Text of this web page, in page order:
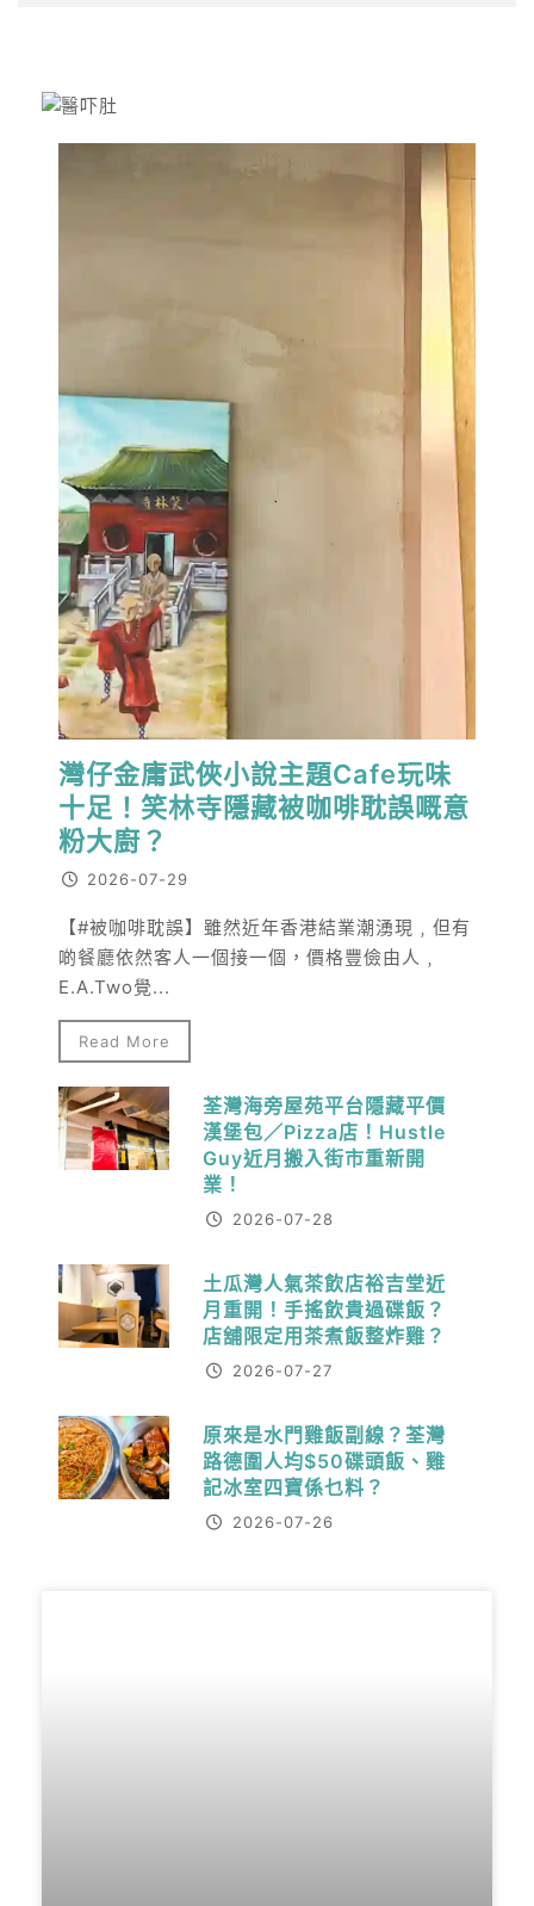
灣仔金庸武俠小說主題Cafe玩味
十足！笑林寺隱藏被咖啡耽誤嘅意
粉大廚？
2026-07-29
【#被咖啡耽誤】雖然近年香港結業潮湧現﹐但有
啲餐廳依然客人一個接一個，價格豐儉由人﹐
E.A.Two覺...
Read More
荃灣海旁屋苑平台隱藏平價
漢堡包／Pizza店！Hustle
Guy近月搬入街市重新開
業！
2026-07-28
土瓜灣人氣茶飲店裕吉堂近
月重開！手搖飲貴過碟飯？
店舖限定用茶煮飯整炸雞？
2026-07-27
原來是水門雞飯副線？荃灣
路德圍人均$50碟頭飯、雞
記冰室四寶係乜料？
2026-07-26